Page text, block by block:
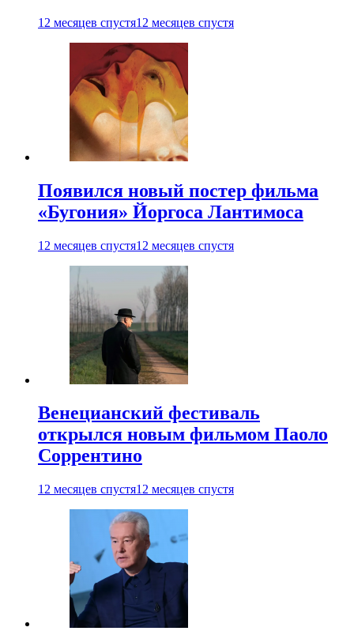
12 месяцев спустя12 месяцев спустя
Появился новый постер фильма
«Бугония» Йоргоса Лантимоса
12 месяцев спустя12 месяцев спустя
Венецианский фестиваль
открылся новым фильмом Паоло
Соррентино
12 месяцев спустя12 месяцев спустя